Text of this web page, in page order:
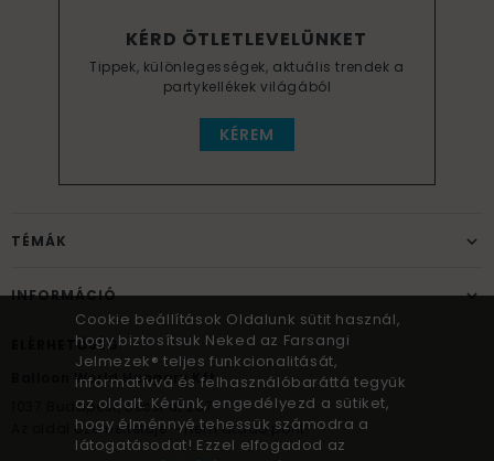
KÉRD ÖTLETLEVELÜNKET
Tippek, különlegességek, aktuális trendek a
partykellékek világából
KÉREM
TÉMÁK
INFORMÁCIÓ
ELÉRHETŐSÉG
Balloon World Hungary Kft.
Budapest, Bécsi út 267.
Az oldal üzemeltetője – nem átadó pont!
Cookie beállítások Oldalunk sütit használ,
hogy biztosítsuk Neked az Farsangi
Jelmezek® teljes funkcionalitását,
informatívvá és felhasználóbaráttá tegyük
az oldalt. Kérünk, engedélyezd a sütiket,
hogy élménnyé tehessük számodra a
látogatásodat! Ezzel elfogadod az